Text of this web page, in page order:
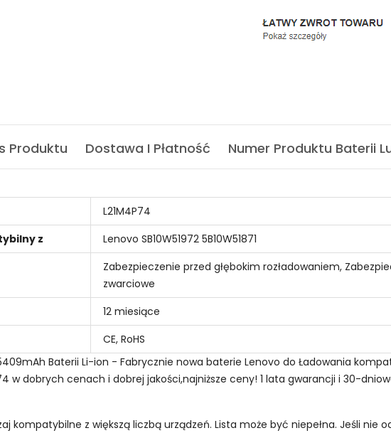
Produktu Dostawa I Płatność Numer Produktu Baterii
L21M4P74
z
Lenovo SB10W51972 5B10W51871
Zabezpieczenie przed głębokim rozładowaniem,
zwarciowe
12 miesiące
CE, RoHS
Baterii Li-ion - Fabrycznie nowa baterie Lenovo do Ładowania
w dobrych cenach i dobrej jakości,najniższe ceny! 1 lata gwarancji i 30-
kompatybilne z większą liczbą urządzeń. Lista może być niepełna. Jeśli nie